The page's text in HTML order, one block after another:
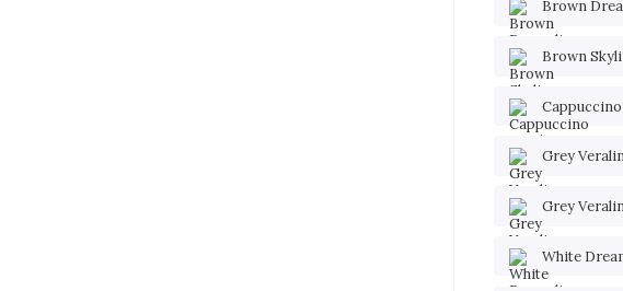
Brown
Brown
Grey
Grey
White